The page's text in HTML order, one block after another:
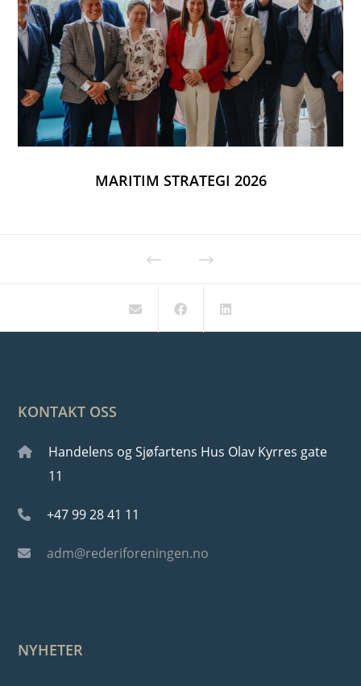
MARITIM STRATEGI 2026
KONTAKT OSS
Handelens og Sjøfartens Hus Olav Kyrres gate
11
+47 99 28 41 11
adm@rederiforeningen.no
NYHETER